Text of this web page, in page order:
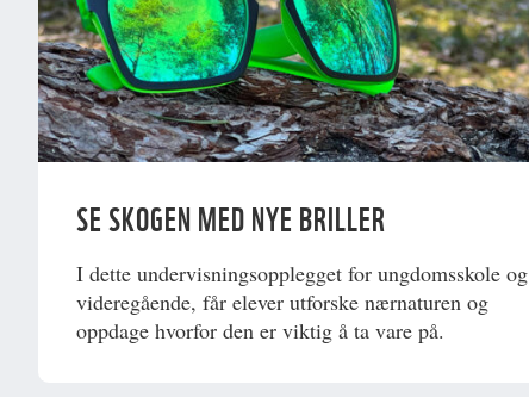
SE SKOGEN MED NYE BRILLER
I dette undervisningsopplegget for ungdomsskole og
videregående, får elever utforske nærnaturen og
oppdage hvorfor den er viktig å ta vare på.